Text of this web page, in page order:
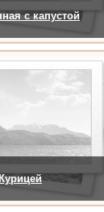
с капустой